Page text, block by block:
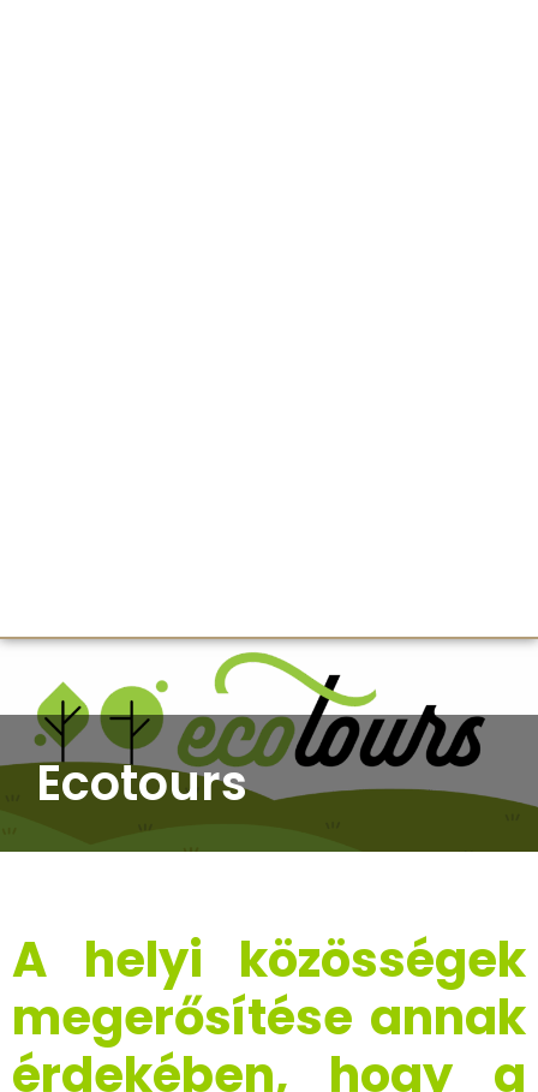
Ecotours
A helyi közösségek
megerősítése annak
érdekében, hogy a